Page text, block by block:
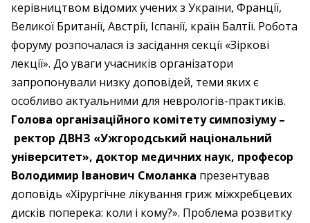
керівництвом відомих учених з України, Франції,
Великої Британії, Австрії, Іспанії, країн Балтії. Робота
форуму розпочалася із засідання секції «Зіркові
лекції». До уваги учасників організатори
запропонували низку доповідей, теми яких є
особливо актуальними для неврологів-практиків.
Голова організаційного комітету симпозіуму –
ректор ДВНЗ «Ужгородський національний
університет», доктор медичних наук, професор
Володимир Іванович Смоланка презентував
доповідь «Хірургічне лікування гриж міжхребцевих
дисків поперека: коли і кому?». Проблема розвитку